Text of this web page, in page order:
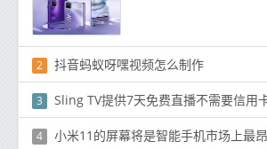
2 抖音蚂蚁呀嘿视频怎么制作
3 Sling TV提供7天免费直播不需要信用
4 小米11的屏幕将是智能手机市场上最